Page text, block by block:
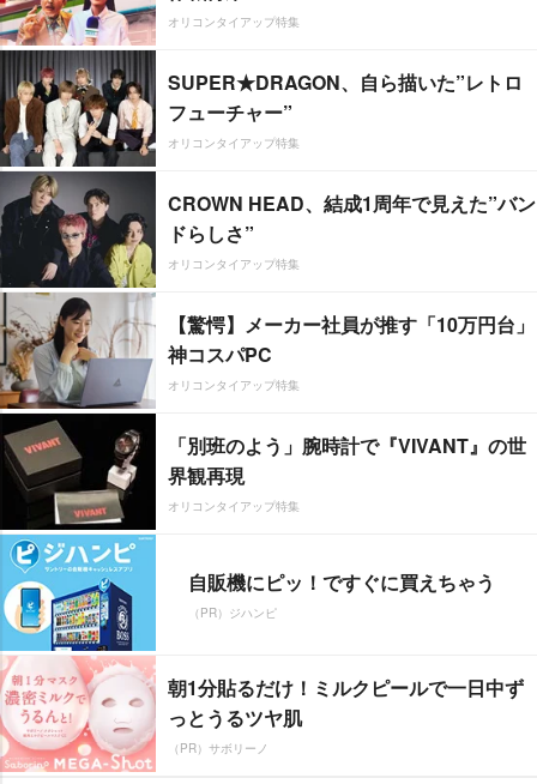
オリコンタイアップ特集
SUPER★DRAGON、自ら描いた”レトロ
フューチャー”
オリコンタイアップ特集
CROWN HEAD、結成1周年で見えた”バン
ドらしさ”
オリコンタイアップ特集
【驚愕】メーカー社員が推す「10万円台」
神コスパPC
オリコンタイアップ特集
「別班のよう」腕時計で『VIVANT』の世
界観再現
オリコンタイアップ特集
自販機にピッ！ですぐに買えちゃう
（PR）ジハンピ
朝1分貼るだけ！ミルクピールで一日中ず
っとうるツヤ肌
（PR）サボリーノ